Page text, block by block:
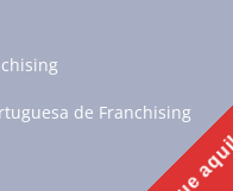
de Franchising